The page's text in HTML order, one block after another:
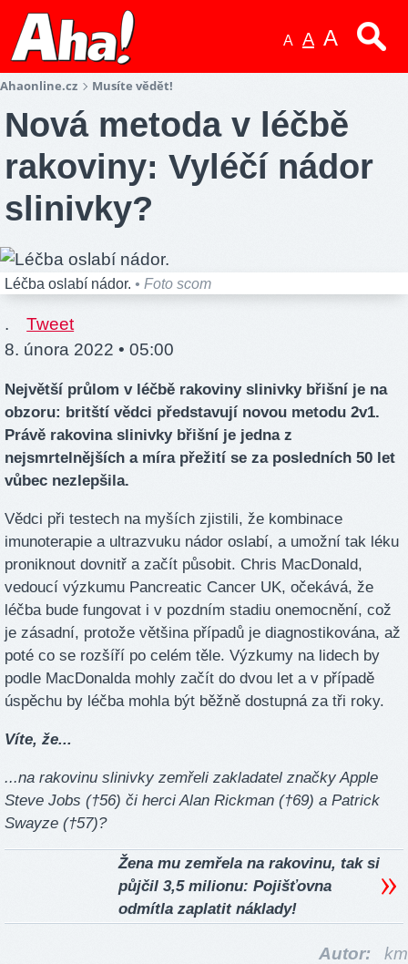
A A A
Ahaonline.cz Musíte vědět!
Nová metoda v léčbě
rakoviny: Vyléčí nádor
slinivky?
Léčba oslabí nádor. • Foto scom
.
Tweet
8. února 2022 • 05:00
Největší průlom v léčbě rakoviny slinivky břišní je na
obzoru: britští vědci představují novou metodu 2v1.
Právě rakovina slinivky břišní je jedna z
nejsmrtelnějších a míra přežití se za posledních 50 let
vůbec nezlepšila.
Vědci při testech na myších zjistili, že kombinace
imunoterapie a ultrazvuku nádor oslabí, a umožní tak léku
proniknout dovnitř a začít působit. Chris MacDonald,
vedoucí výzkumu Pancreatic Cancer UK, očekává, že
léčba bude fungovat i v pozdním stadiu onemocnění, což
je zásadní, protože většina případů je diagnostikována, až
poté co se rozšíří po celém těle. Výzkumy na lidech by
podle MacDonalda mohly začít do dvou let a v případě
úspěchu by léčba mohla být běžně dostupná za tři roky.
Víte, že...
...na rakovinu slinivky zemřeli zakladatel značky Apple
Steve Jobs (†56) či herci Alan Rickman (†69) a Patrick
Swayze (†57)?
Žena mu zemřela na rakovinu, tak si
půjčil 3,5 milionu: Pojišťovna
odmítla zaplatit náklady!
Autor: km